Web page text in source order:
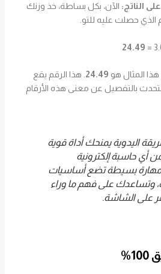
الناتج: الآن، بكل بساطة، خذ وزنك
حصلت عليه للتو.
24.49
المثال هو 24.49 . هذا الرقم يقع
بالتفصيل عن معنى هذه الأرقام
اليدوية يمنحك أداة قوية
أي حاسبة إلكترونية
مهارة بسيطة تضع أساسيات
وتساعدك على فهم ما وراء
على الشاشة.